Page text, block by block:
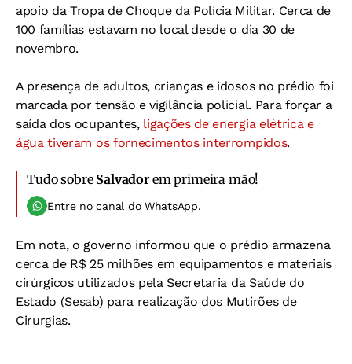
apoio da Tropa de Choque da Polícia Militar. Cerca de
100 famílias estavam no local desde o dia 30 de
novembro.
A presença de adultos, crianças e idosos no prédio foi
marcada por tensão e vigilância policial. Para forçar a
saída dos ocupantes, ligações de energia elétrica e
água tiveram os fornecimentos interrompidos.
Tudo sobre Salvadorem primeira mão!
Entre no canal do WhatsApp.
Em nota, o governo informou que o prédio armazena
cerca de R$ 25 milhões em equipamentos e materiais
cirúrgicos utilizados pela Secretaria da Saúde do
Estado (Sesab) para realização dos Mutirões de
Cirurgias.